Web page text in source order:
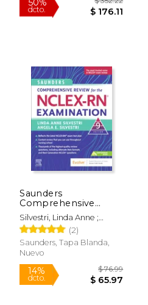
dcto. $ 131.92
Saunders
Comprehensive
Review for the Nclex-
Rn® Examination (en
Inglés)
Silvestri, Linda Anne ;
Silvestri, Angela Elizabeth
(2)
Saunders, Tapa Blanda,
Nuevo